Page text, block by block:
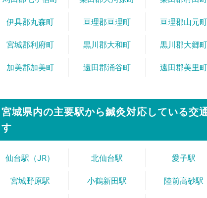
伊具郡丸森町 亘理郡亘理町 亘理郡山元町
宮城郡利府町 黒川郡大和町 黒川郡大郷町
加美郡加美町 遠田郡涌谷町 遠田郡美里町
宮城県内の主要駅から鍼灸対応している交
す
仙台駅（JR） 北仙台駅 愛子駅
宮城野原駅 小鶴新田駅 陸前高砂駅